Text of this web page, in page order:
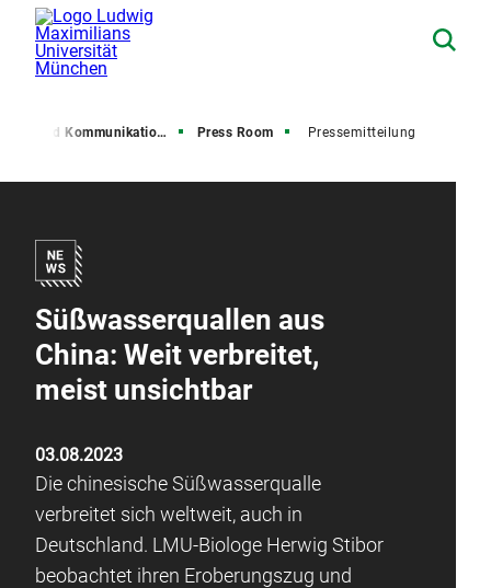
und Kommunikation (PuK) Press Room Pressemitteilung
Süßwasserquallen aus
China: Weit verbreitet,
meist unsichtbar
03.08.2023
Die chinesische Süßwasserqualle
verbreitet sich weltweit, auch in
Deutschland. LMU-Biologe Herwig Stibor
beobachtet ihren Eroberungszug und